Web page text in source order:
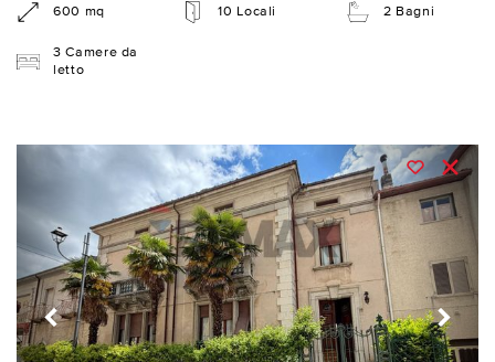
600 mq 10 Locali 2 Bagni
3 Camere da
letto